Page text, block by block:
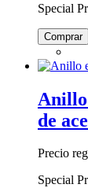
Special
Comprar
Anillo
de
Precio
Special